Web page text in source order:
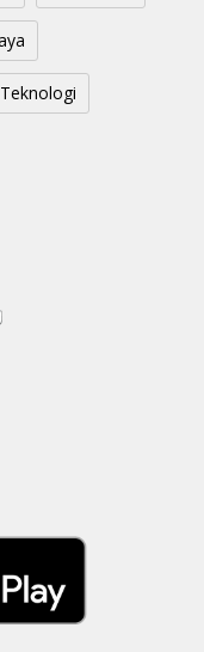
Teknologi